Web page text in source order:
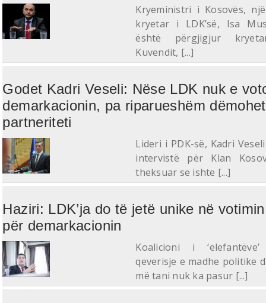
Kryeministri i Kosovës,
kryetar i LDK’së, Isa
është përgjigjur
Kuvendit, [...]
Godet Kadri Veseli: Nëse LDK nuk e
demarkacionin, pa riparueshëm dëmohet
partneriteti
Lideri i PDK-së, Kadri
intervistë për Klan
theksuar se ishte [...]
Haziri: LDK’ja do të jetë unike në votimin
për demarkacionin
​Koalicioni i
qeverisje e madhe politike
më tani nuk ka pasur [...]